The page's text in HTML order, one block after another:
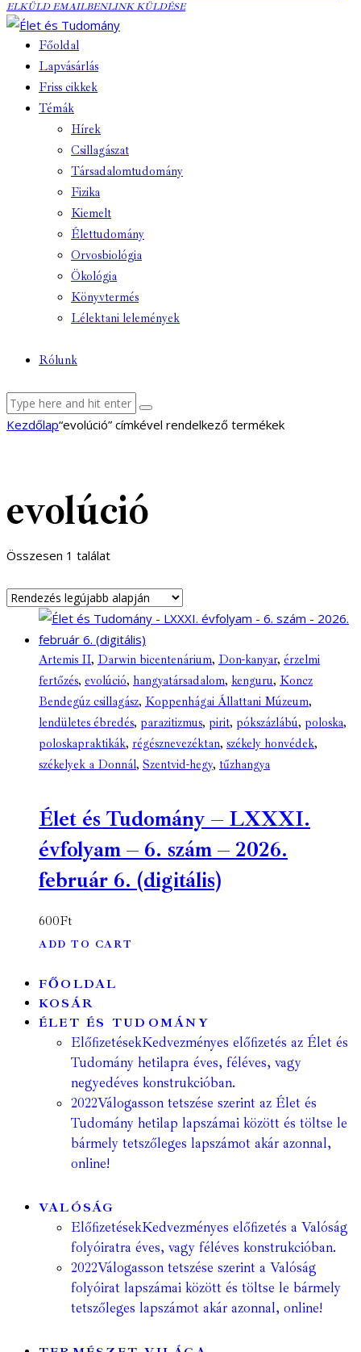
FACEBOOKON
ELKÜLD EMAILBENCOPY
TO
LINK KÜLDÉSE
Főoldal
Lapvásárlás
Friss cikkek
Témák
Hírek
Csillagászat
Társadalomtudomány
Fizika
Kiemelt
Élettudomány
Orvosbiológia
Ökológia
Könyvtermés
Lélektani lelemények
Rólunk
facebook-
youtube-
email
Kezdőlap“evolúció” címkével rendelkező termékek
evolúció
Összesen 1 találat
Artemis II, Darwin bicentenárium, Don-kanyar, érzelmi
fertőzés, evolúció, hangyatársadalom, kenguru, Koncz
Bendegúz csillagász, Koppenhágai Állattani Múzeum,
lendületes ébredés, parazitizmus, pirit, pókszázlábú, poloska,
poloskapraktikák, régésznevezéktan, székely honvédek,
székelyek a Donnál, Szentvid-hegy, tűzhangya
Élet és Tudomány – LXXXI.
évfolyam – 6. szám – 2026.
február 6. (digitális)
600Ft
ADD TO CART
FŐOLDAL
KOSÁR
ÉLET ÉS TUDOMÁNY
ElőfizetésekKedvezményes előfizetés az Élet és
Tudomány hetilapra éves, féléves, vagy
negyedéves konstrukcióban.
2022Válogasson tetszése szerint az Élet és
Tudomány hetilap lapszámai között és töltse le
bármely tetszőleges lapszámot akár azonnal,
online!
VALÓSÁG
ElőfizetésekKedvezményes előfizetés a Valóság
folyóiratra éves, vagy féléves konstrukcióban.
2022Válogasson tetszése szerint a Valóság
folyóirat lapszámai között és töltse le bármely
tetszőleges lapszámot akár azonnal, online!